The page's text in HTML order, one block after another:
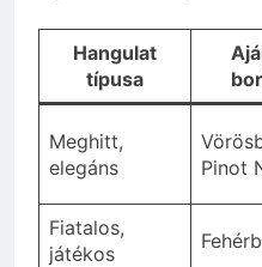
Hangulat
típusa
Meghitt,
elegáns
Pinot
Fiatalos,
játékos